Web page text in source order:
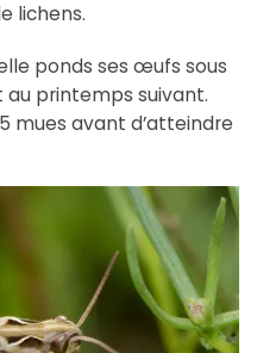
lichens.
ponds ses œufs sous
au printemps suivant.
mues avant d’atteindre